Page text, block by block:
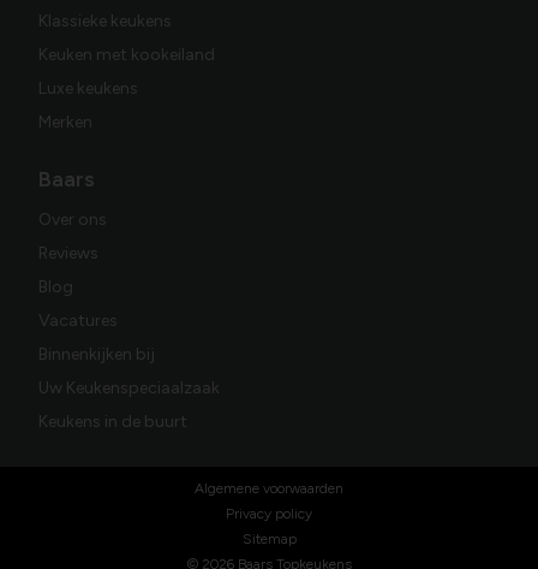
Klassieke keukens
Keuken met kookeiland
Luxe keukens
Merken
Baars
Over ons
Reviews
Blog
Vacatures
Binnenkijken bij
Uw Keukenspeciaalzaak
Keukens in de buurt
Algemene voorwaarden
Privacy policy
Sitemap
© 2026 Baars Topkeukens